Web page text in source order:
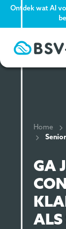
Ontdek wat AI
Home
GA
ALS